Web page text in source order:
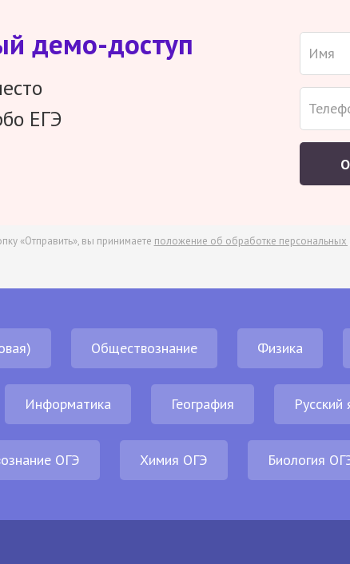
демо-доступ
ЕГЭ
«Отправить», вы принимаете положение об обработке
Обществознание Физика
Информатика География
ОГЭ Химия ОГЭ Биология